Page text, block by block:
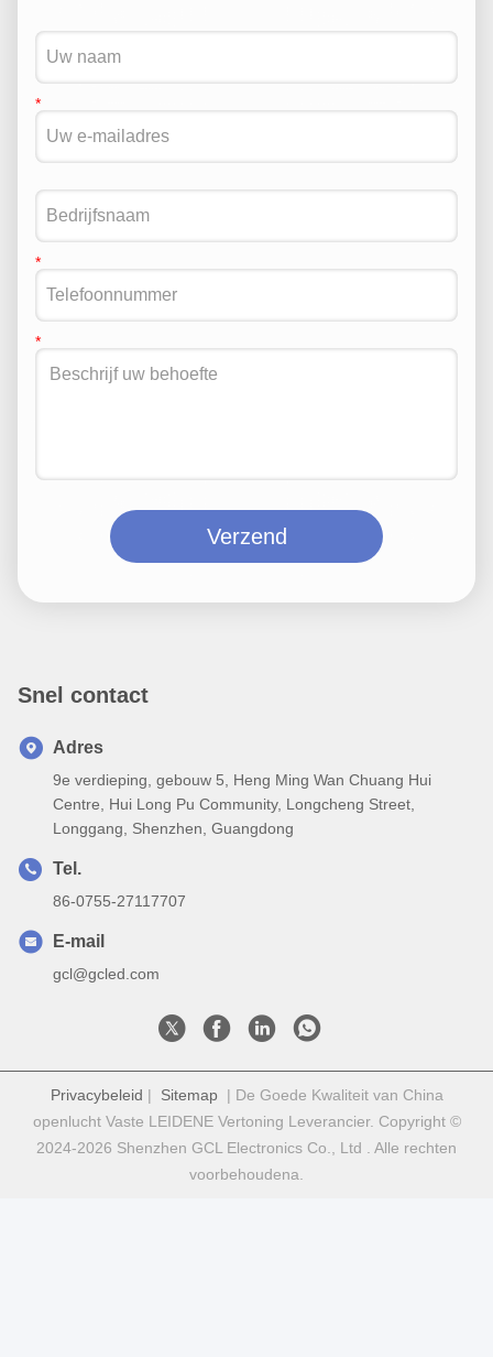
Verzend
Snel contact
Adres
9e verdieping, gebouw 5, Heng Ming Wan Chuang Hui
Centre, Hui Long Pu Community, Longcheng Street,
Longgang, Shenzhen, Guangdong
Tel.
86-0755-27117707
E-mail
gcl@gcled.com
Privacybeleid | Sitemap| De Goede Kwaliteit van China
openlucht Vaste LEIDENE Vertoning Leverancier. Copyright ©
2024-2026 Shenzhen GCL Electronics Co., Ltd . Alle rechten
voorbehoudena.